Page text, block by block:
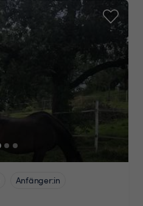
Anfänger:in